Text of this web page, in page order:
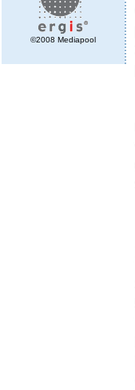
©2008 Mediapool